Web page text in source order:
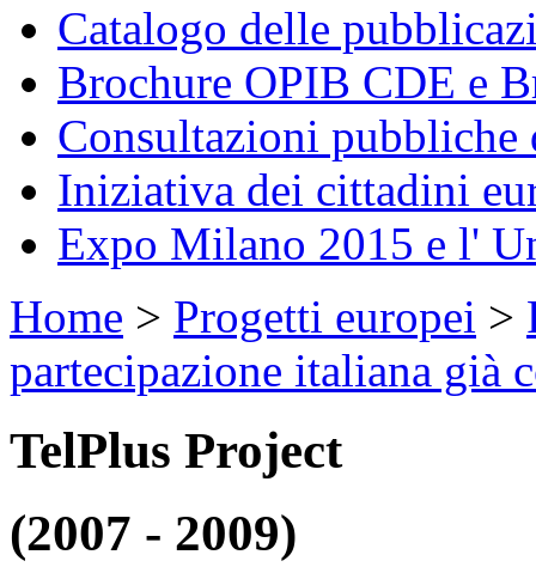
Catalogo delle
Brochure OPIB CDE e
Consultazioni pubbliche
Iniziativa dei cittadini
Expo Milano 2015 e l'
Home > Progetti europei >
partecipazione italiana già
TelPlus Project
(2007 - 2009)